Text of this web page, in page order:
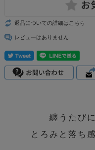
返品についての詳細はこちら
レビューはありません
纏うたび
とろみと落ち